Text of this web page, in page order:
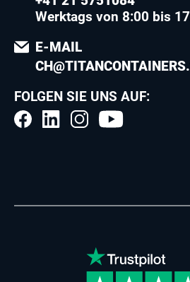
Werktags von 8:00 bis
E-MAIL
FOLGEN SIE UNS AUF: